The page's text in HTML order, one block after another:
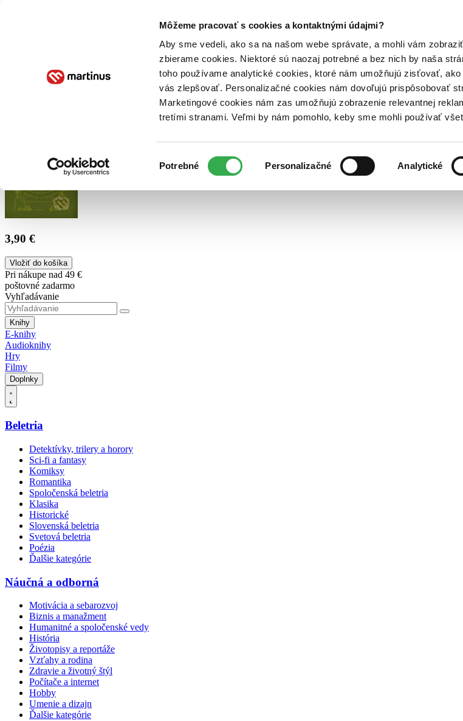
Môžeme pracovať s cookies a kontaktnými údajmi?
Aby sme vedeli, ako sa na našom webe správate, a mohli vám
zbierame cookies. Niektoré sú naozaj potrebné a bez nich by naša
toho používame analytické cookies, ktoré nám umožňujú zisťovať,
vás zlepšovať. Personalizačné cookies nám dovoľujú prispôsobovať
Marketingové cookies nám zas umožňujú zobrazenie relevantnej
tretími stranami. Veľmi by nám pomohlo, keby sme mohli používať
súhlasu
Potrebné Personalizačné Analytické
Poukážky Kontakt
3,90 €
Vložiť do košíka
Pri nákupe nad 49 €
poštovné zadarmo
Vyhľadávanie
Knihy
E-knihy
Audioknihy
Hry
Filmy
Doplnky
Beletria
Detektívky, trilery a horory
Sci-fi a fantasy
Komiksy
Romantika
Spoločenská beletria
Klasika
Historické
Slovenská beletria
Svetová beletria
Poézia
Ďalšie kategórie
Náučná a odborná
Motivácia a sebarozvoj
Biznis a manažment
Humanitné a spoločenské vedy
História
Životopisy a reportáže
Vzťahy a rodina
Zdravie a životný štýl
Počítače a internet
Hobby
Umenie a dizajn
Ďalšie kategórie